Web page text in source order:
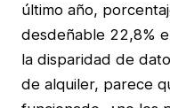
último año,
desdeñable 22,8%
la disparidad de
de alquiler, parece